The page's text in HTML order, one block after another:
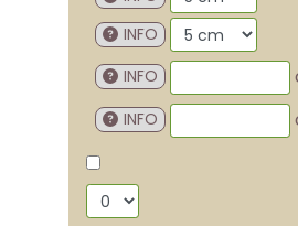
INFO
INFO
INFO